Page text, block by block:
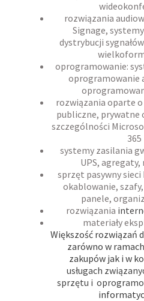
rozwiązania
Signage,
dystrybucji
oprogramowanie:
oprogramowanie
rozwiązania oparte o
publiczne, prywatne
szczególności
365
systemy zasilania
UPS,
sprzęt pasywny
okablowanie,
panele,
rozwiązania
materiały
Większość rozwiązań
zarówno w
zakupów jak i w
usługach
sprzętu i